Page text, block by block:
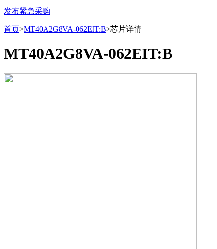
发布紧急采购
首页>MT40A2G8VA-062EIT:B>芯片详情
MT40A2G8VA-062EIT:B